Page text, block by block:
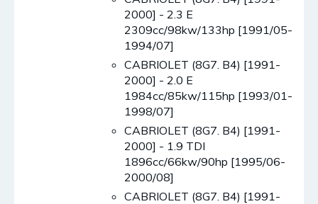
2000] - 2.3 E
2309cc/98kw/133hp [1991/05-
1994/07]
CABRIOLET (8G7. B4) [1991-
2000] - 2.0 E
1984cc/85kw/115hp [1993/01-
1998/07]
CABRIOLET (8G7. B4) [1991-
2000] - 1.9 TDI
1896cc/66kw/90hp [1995/06-
2000/08]
CABRIOLET (8G7. B4) [1991-